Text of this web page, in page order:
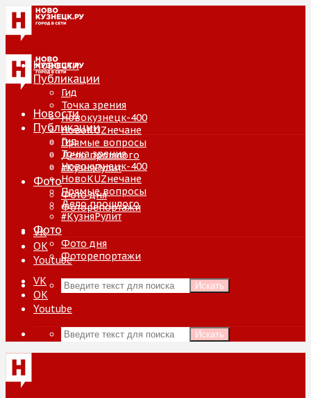
Новости
Публикации
Гид
Точка зрения
Новокузнецк-400
НовоKUZнечане
Прямые вопросы
Дело прошлого
#КузняРулит
Фото
Фото дня
Фоторепортажи
VK
ОК
Youtube
Искать
Новости
Публикации
Гид
Точка зрения
Новокузнецк-400
НовоKUZнечане
Прямые вопросы
Дело прошлого
#КузняРулит
Фото
Фото дня
Фоторепортажи
VK
ОК
Youtube
Искать